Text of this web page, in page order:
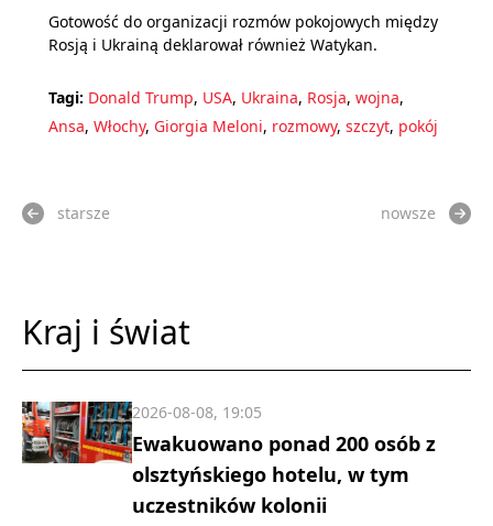
Gotowość do organizacji rozmów pokojowych między
Rosją i Ukrainą deklarował również Watykan.
Tagi: Donald Trump, USA, Ukraina, Rosja, wojna,
Ansa, Włochy, Giorgia Meloni, rozmowy, szczyt, pokój
starsze nowsze
Kraj i świat
Ewakuowano ponad 200 osób z
olsztyńskiego hotelu, w tym
uczestników kolonii
2026-08-08, 19:05